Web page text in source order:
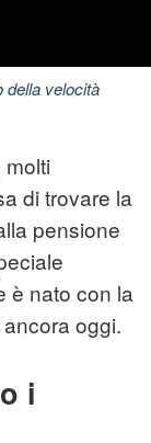
della velocità
di trovare la
pensione
è nato con la
oggi.
i